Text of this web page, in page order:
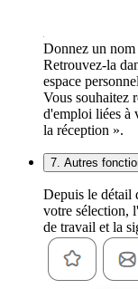
Donnez un nom
Retrouvez-la
espace
Vous souhaitez
d'emploi liées à
la réception ».
7. Autres
Depuis le détail
votre sélection,
de travail et la